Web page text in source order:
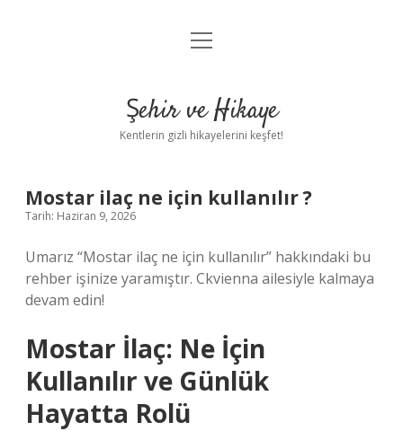
Anasayfa
Yasal Uyarı
menüyü
Şehir ve Hikaye
Kentlerin gizli hikayelerini keşfet!
Mostar ilaç ne için kullanılır ?
Tarih: Haziran 9, 2026
Umarız “Mostar ilaç ne için kullanılır” hakkındaki bu
rehber işinize yaramıştır. Ckvienna ailesiyle kalmaya
devam edin!
Mostar İlaç: Ne İçin
Kullanılır ve Günlük
Hayatta Rolü